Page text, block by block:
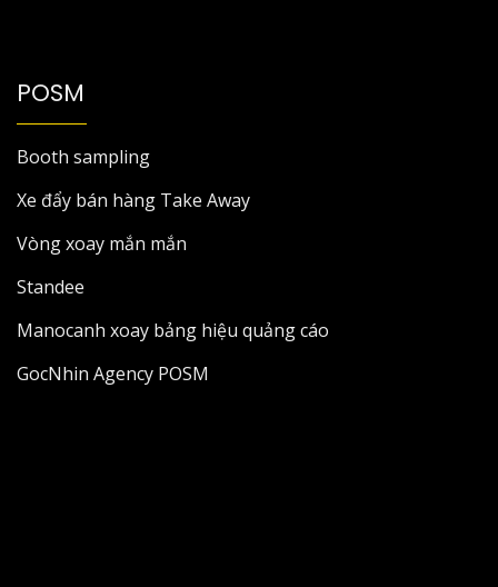
POSM
Booth sampling
Xe đẩy bán hàng Take Away
Vòng xoay mắn mắn
Standee
Manocanh xoay bảng hiệu quảng cáo
GocNhin Agency POSM